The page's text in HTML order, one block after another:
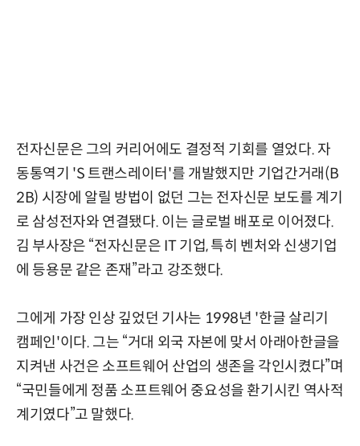
전자신문은 그의 커리어에도 결정적 기회를 열었다. 자
동통역기 'S 트랜스레이터'를 개발했지만 기업간거래(B
2B) 시장에 알릴 방법이 없던 그는 전자신문 보도를 계기
로 삼성전자와 연결됐다. 이는 글로벌 배포로 이어졌다.
김 부사장은 “전자신문은 IT 기업, 특히 벤처와 신생기업
에 등용문 같은 존재”라고 강조했다.
그에게 가장 인상 깊었던 기사는 1998년 '한글 살리기
캠페인'이다. 그는 “거대 외국 자본에 맞서 아래아한글을
지켜낸 사건은 소프트웨어 산업의 생존을 각인시켰다”며
“국민들에게 정품 소프트웨어 중요성을 환기시킨 역사적
계기였다”고 말했다.